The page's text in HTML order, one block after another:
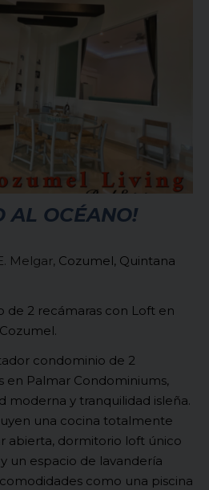
AL OCÉANO!
Melgar, Cozumel, Quintana
de 2 recámaras con Loft en
condominio de 2
en Palmar Condominiums,
moderna y tranquilidad isleña.
una cocina totalmente
abierta, dormitorio loft único
un espacio de lavandería
como una piscina